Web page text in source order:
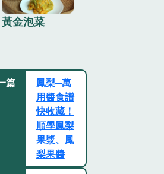
黃金泡菜
篇
鳳梨─萬
用醬食譜
快收藏！
順學鳳梨
果漿、鳳
梨果醬